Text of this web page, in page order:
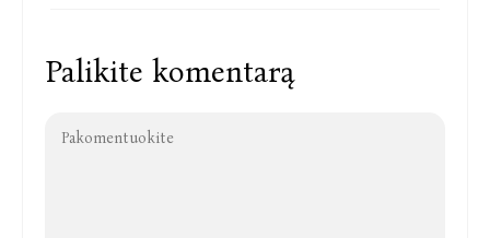
Palikite komentarą